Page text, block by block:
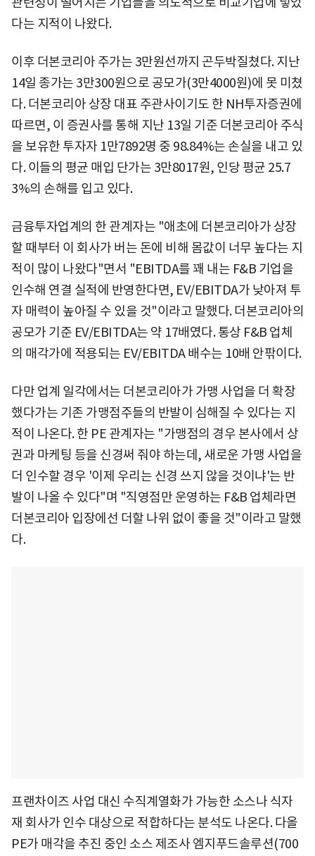
다는 지적이 나왔다.
이후 더본코리아 주가는 3만원선까지 곤두박질쳤다. 지난
14일 종가는 3만300원으로 공모가(3만4000원)에 못 미쳤
다. 더본코리아 상장 대표 주관사이기도 한 NH투자증권에
따르면, 이 증권사를 통해 지난 13일 기준 더본코리아 주식
을 보유한 투자자 1만7892명 중 98.84%는 손실을 내고 있
다. 이들의 평균 매입 단가는 3만8017원, 인당 평균 25.7
3%의 손해를 입고 있다.
금융투자업계의 한 관계자는 "애초에 더본코리아가 상장
할 때부터 이 회사가 버는 돈에 비해 몸값이 너무 높다는 지
적이 많이 나왔다"면서 "EBITDA를 꽤 내는 F&B 기업을
인수해 연결 실적에 반영한다면, EV/EBITDA가 낮아져 투
자 매력이 높아질 수 있을 것"이라고 말했다. 더본코리아의
공모가 기준 EV/EBITDA는 약 17배였다. 통상 F&B 업체
의 매각가에 적용되는 EV/EBITDA 배수는 10배 안팎이다.
다만 업계 일각에서는 더본코리아가 가맹 사업을 더 확장
했다가는 기존 가맹점주들의 반발이 심해질 수 있다는 지
적이 나온다. 한 PE 관계자는 "가맹점의 경우 본사에서 상
권과 마케팅 등을 신경써 줘야 하는데, 새로운 가맹 사업을
더 인수할 경우 '이제 우리는 신경 쓰지 않을 것이냐'는 반
발이 나올 수 있다"며 "직영점만 운영하는 F&B 업체라면
더본코리아 입장에선 더할 나위 없이 좋을 것"이라고 말했
다.
프랜차이즈 사업 대신 수직계열화가 가능한 소스나 식자
재 회사가 인수 대상으로 적합하다는 분석도 나온다. 다올
PE가 매각을 추진 중인 소스 제조사 엠지푸드솔루션(700